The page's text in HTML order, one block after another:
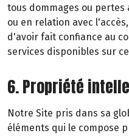
tous dommages ou pertes
ou en relation avec
d'avoir fait confiance au
services disponibles sur
6. Propriété
Notre Site pris dans sa
éléments qui le compose